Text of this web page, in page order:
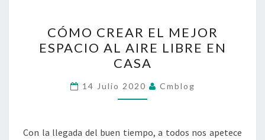
CREAR
EL
MEJOR
ESPACIO
AL
LIBRE
CÓMO CREAR EL MEJOR
ESPACIO AL AIRE LIBRE EN
CASA
14 Julio 2020 Cmblog
Con la llegada del buen tiempo, a todos nos apetece